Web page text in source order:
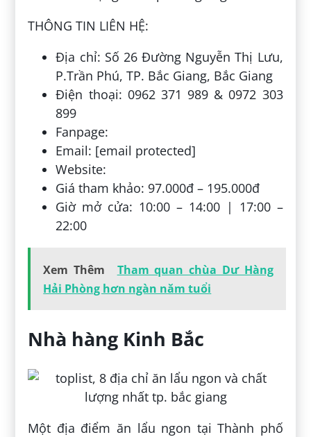
THÔNG TIN LIÊN HỆ:
Địa chỉ: Số 26 Đường Nguyễn Thị Lưu,
P.Trần Phú, TP. Bắc Giang, Bắc Giang
Điện thoại: 0962 371 989 & 0972 303
899
Fanpage:
Email: [email protected]
Website:
Giá tham khảo: 97.000đ – 195.000đ
Giờ mở cửa: 10:00 – 14:00 | 17:00 –
22:00
Xem Thêm
Tham quan chùa Dư Hàng
Hải Phòng hơn ngàn năm tuổi
Nhà hàng Kinh Bắc
Một địa điểm ăn lẩu ngon tại Thành phố